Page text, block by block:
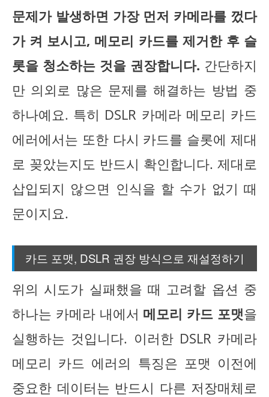
문제가 발생하면 가장 먼저 카메라를 껐다
가 켜 보시고, 메모리 카드를 제거한 후 슬
롯을 청소하는 것을 권장합니다. 간단하지
만 의외로 많은 문제를 해결하는 방법 중
하나예요. 특히 DSLR 카메라 메모리 카드
에러에서는 또한 다시 카드를 슬롯에 제대
로 꽂았는지도 반드시 확인합니다. 제대로
삽입되지 않으면 인식을 할 수가 없기 때
문이지요.
카드 포맷, DSLR 권장 방식으로 재설정하기
위의 시도가 실패했을 때 고려할 옵션 중
하나는 카메라 내에서 메모리 카드 포맷을
실행하는 것입니다. 이러한 DSLR 카메라
메모리 카드 에러의 특징은 포맷 이전에
중요한 데이터는 반드시 다른 저장매체로